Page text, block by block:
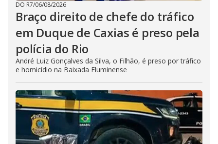
DO R7/06/08/2026
Braço direito de chefe do tráfico
em Duque de Caxias é preso pela
polícia do Rio
André Luiz Gonçalves da Silva, o Filhão, é preso por tráfico
e homicídio na Baixada Fluminense